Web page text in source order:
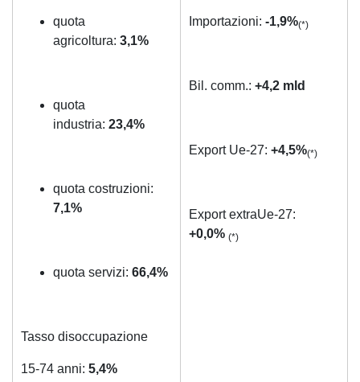
quota
agricoltura: 3,1%
quota
industria: 23,4%
quota costruzioni:
7,1%
quota servizi: 66,4%
Tasso disoccupazione
15-74 anni: 5,4%
Importazioni: -1,9%(*)
Bil. comm.: +4,2 mld
Export Ue-27: +4,5%(*)
Export extraUe-27:
+0,0% (*)